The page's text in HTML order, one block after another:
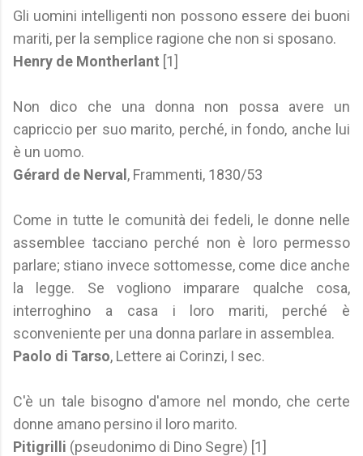
Gli uomini intelligenti non possono essere dei buoni
mariti, per la semplice ragione che non si sposano.
Henry de Montherlant [1]
Non dico che una donna non possa avere un
capriccio per suo marito, perché, in fondo, anche lui
è un uomo.
Gérard de Nerval , Frammenti, 1830/53
Come in tutte le comunità dei fedeli, le donne nelle
assemblee tacciano perché non è loro permesso
parlare; stiano invece sottomesse, come dice anche
la legge. Se vogliono imparare qualche cosa,
interroghino a casa i loro mariti, perché è
sconveniente per una donna parlare in assemblea.
Paolo di Tarso, Lettere ai Corinzi, I sec.
C'è un tale bisogno d'amore nel mondo, che certe
donne amano persino il loro marito.
Pitigrilli (pseudonimo di Dino Segre) [1]